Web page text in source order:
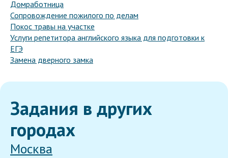
Домработница
Сопровождение пожилого по делам
Покос травы на участке
Услуги репетитора английского языка для подготовки к
ЕГЭ
Замена дверного замка
Задания в других
городах
Москва